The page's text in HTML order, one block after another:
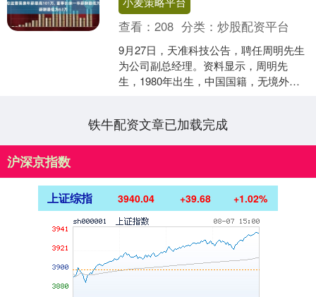
查看：208 分类：炒股配资平台
9月27日，天准科技公告，聘任周明先生
为公司副总经理。资料显示，周明先
生，1980年出生，中国国籍，无境外永
铁牛配资文章已加载完成
沪深京指数
上证综指 3940.04 +39.68 +1.02%